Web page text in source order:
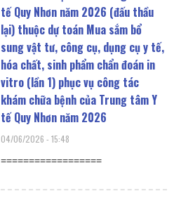
tế Quy Nhơn năm 2026 (đấu thầu
lại) thuộc dự toán Mua sắm bổ
sung vật tư, công cụ, dụng cụ y tế,
hóa chất, sinh phẩm chẩn đoán in
vitro (lần 1) phục vụ công tác
khám chữa bệnh của Trung tâm Y
tế Quy Nhơn năm 2026
04/06/2026 15:48
==================